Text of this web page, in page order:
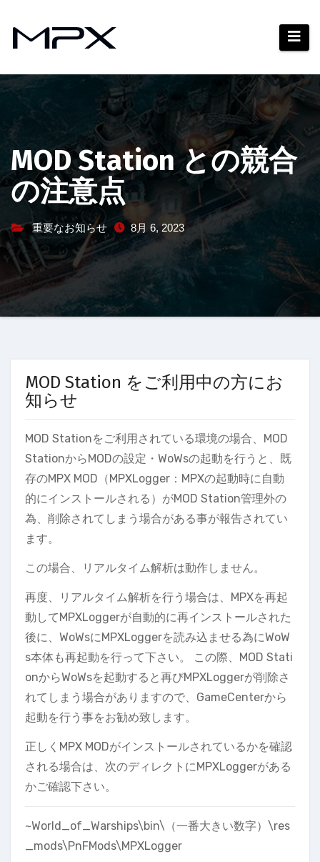
プ
MOD Station との競合
の注意点
重要なお知らせ 8月 6, 2023
MOD Station をご利用中の方にお
知らせ
MOD Stationをご利用されている環境の場合、MOD
StationからMODの設定・WoWsの起動を行うと、既
存のMPX MOD（MPXLogger：MPXの起動時に自動
的にインストールされる）がMOD Station管理外の
為、削除されてしまう場合がある事が報告されてい
ます。
この場合、リアルタイム解析は動作しません。
再度、リアルタイム解析を行う場合は、MPXを再起
動してMPXLoggerが自動的に再インストールされた
後に、WoWsにMPXLoggerを読み込ませる為にWoW
s本体も再起動を行って下さい。 この際、MOD Stati
onからWoWsを起動すると再びMPXLoggerが削除さ
れてしまう場合がありますので、GameCenterから
起動を行う事をお勧め致します。
正しくMPX MODがインストールされているかを確認
される場合は、次のディレクトにMPXLoggerがある
かご確認下さい。
~World_of_Warships\bin\（一番大きい数字）\res
_mods\PnFMods\MPXLogger